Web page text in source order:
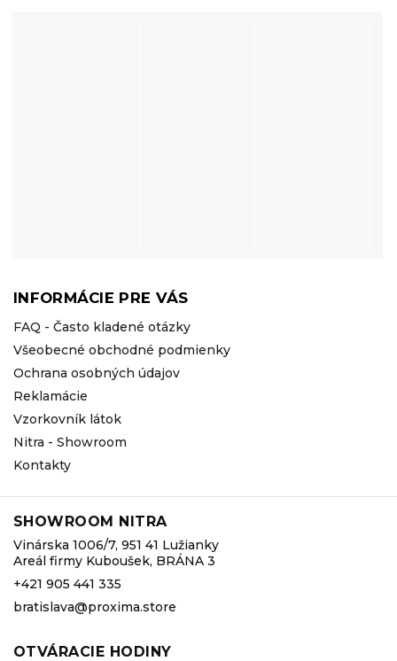
INFORMÁCIE PRE VÁS
FAQ - Často kladené otázky
Všeobecné obchodné podmienky
Ochrana osobných údajov
Reklamácie
Vzorkovník látok
Nitra - Showroom
Kontakty
SHOWROOM NITRA
Vinárska 1006/7, 951 41 Lužianky
Areál firmy Kuboušek, BRÁNA 3
+421 905 441 335
bratislava@proxima.store
OTVÁRACIE HODINY